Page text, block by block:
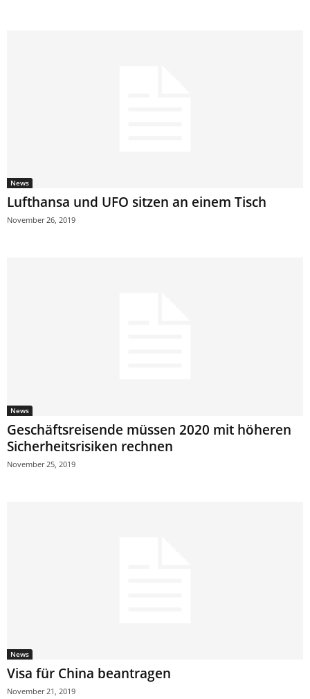
News
Lufthansa und UFO sitzen an einem Tisch
November 26, 2019
News
Geschäftsreisende müssen 2020 mit höheren
Sicherheitsrisiken rechnen
November 25, 2019
News
Visa für China beantragen
November 21, 2019